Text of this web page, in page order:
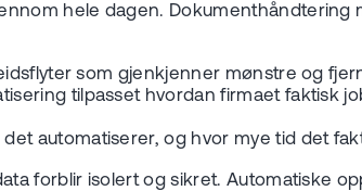
hele dagen. Dokumenthåndtering
som gjenkjenner mønstre og
tilpasset hvordan firmaet faktisk
automatiserer, og hvor mye tid det
forblir isolert og sikret. Automatiske